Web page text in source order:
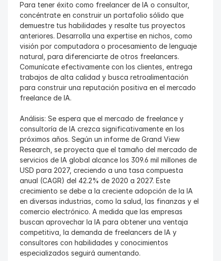
Para tener éxito como freelancer de IA o consultor,
concéntrate en construir un portafolio sólido que
demuestre tus habilidades y resalte tus proyectos
anteriores. Desarrolla una expertise en nichos, como
visión por computadora o procesamiento de lenguaje
natural, para diferenciarte de otros freelancers.
Comunícate efectivamente con los clientes, entrega
trabajos de alta calidad y busca retroalimentación
para construir una reputación positiva en el mercado
freelance de IA.
Análisis: Se espera que el mercado de freelance y
consultoría de IA crezca significativamente en los
próximos años. Según un informe de Grand View
Research, se proyecta que el tamaño del mercado de
servicios de IA global alcance los 309.6 mil millones de
USD para 2027, creciendo a una tasa compuesta
anual (CAGR) del 42.2% de 2020 a 2027. Este
crecimiento se debe a la creciente adopción de la IA
en diversas industrias, como la salud, las finanzas y el
comercio electrónico. A medida que las empresas
buscan aprovechar la IA para obtener una ventaja
competitiva, la demanda de freelancers de IA y
consultores con habilidades y conocimientos
especializados seguirá aumentando.